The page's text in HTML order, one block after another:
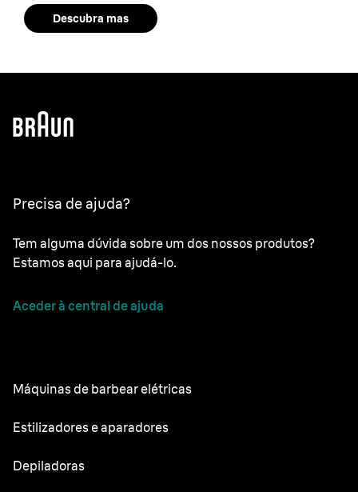
Descubra mas
Precisa de ajuda?
Tem alguma dúvida sobre um dos nossos produtos?
Estamos aqui para ajudá-lo.
Aceder à central de ajuda
Máquinas de barbear elétricas
NEVO
Estilizadores e aparadores
Aparadores de barba profissionais
Depiladoras